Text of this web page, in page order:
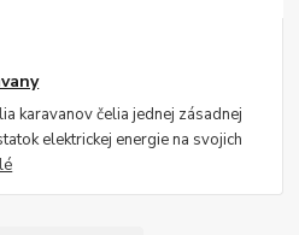
karavanov čelia jednej zásadnej
elektrickej energie na svojich